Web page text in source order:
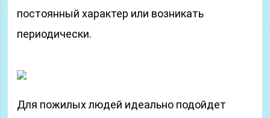
постоянный характер или возникать
периодически.
Для пожилых людей идеально подойдет